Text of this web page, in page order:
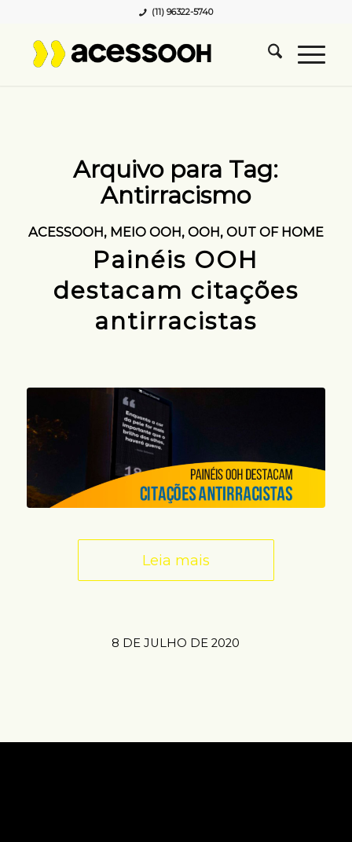
(11) 96322-5740
Arquivo para Tag:
Antirracismo
ACESSOOH, MEIO OOH, OOH, OUT OF HOME
Painéis OOH
destacam citações
antirracistas
Leia mais
8 DE JULHO DE 2020